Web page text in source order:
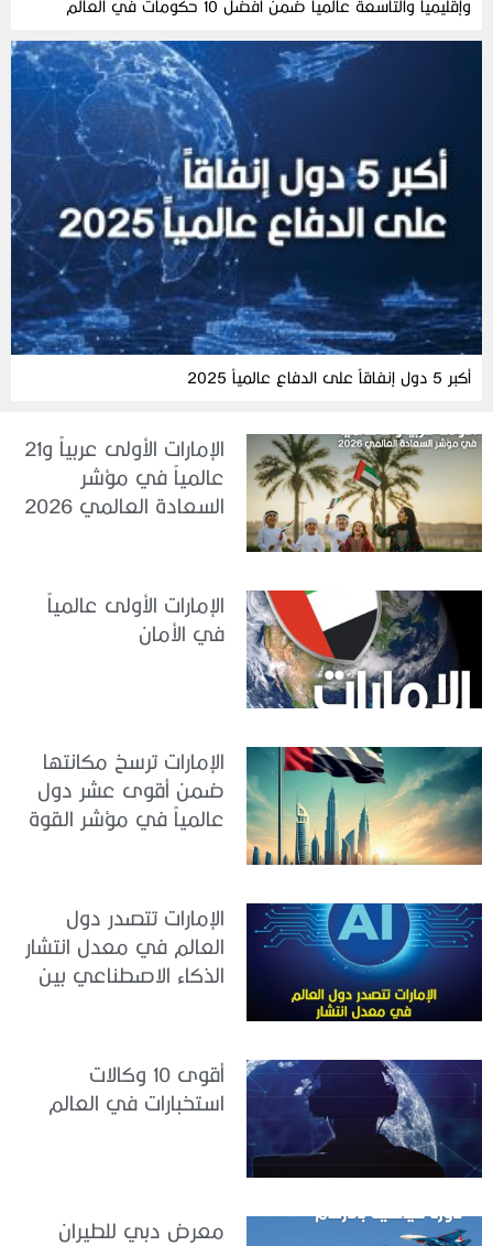
وإقليمياً والتاسعة عالمياً ضمن أفضل 10 حكومات في العالم
أكبر 5 دول إنفاقاً على الدفاع عالمياً 2025
الإمارات الأولى عربياً و21
عالمياً في مؤشر
السعادة العالمي 2026
الإمارات الأولى عالمياً
في الأمان
الإمارات ترسخ مكانتها
ضمن أقوى عشر دول
عالمياً في مؤشر القوة
الإمارات تتصدر دول
العالم في معدل انتشار
الذكاء الاصطناعي بين
أقوى 10 وكالات
استخبارات في العالم
معرض دبي للطيران